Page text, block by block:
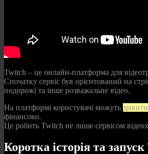
Twitch – це онлайн‑платформа для
Спочатку сервіс був орієнтований на
подорожі та інше розважальне відео.
На платформі користувачі можуть
фінансово.
Це робить Twitch не лише сервісом
Коротка історія та